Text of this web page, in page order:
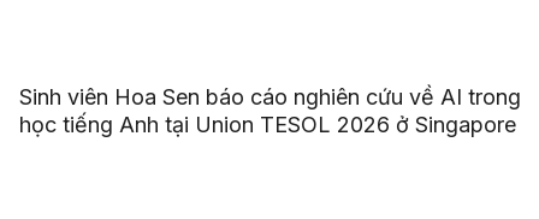
Sinh viên Hoa Sen báo cáo nghiên cứu về AI trong
học tiếng Anh tại Union TESOL 2026 ở Singapore